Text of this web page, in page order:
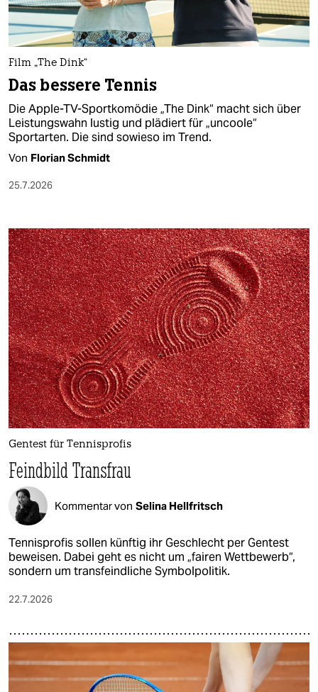
Film „The Dink“
Das bessere Tennis
Die Apple-TV-Sportkomödie „The Dink“ macht sich über
Leistungswahn lustig und plädiert für „uncoole“
Sportarten. Die sind sowieso im Trend.
Von Florian Schmidt
25.7.2026
Gentest für Tennisprofis
Feindbild Transfrau
Kommentar von Selina Hellfritsch
Tennisprofis sollen künftig ihr Geschlecht per Gentest
beweisen. Dabei geht es nicht um „fairen Wettbewerb“,
sondern um transfeindliche Symbolpolitik.
22.7.2026